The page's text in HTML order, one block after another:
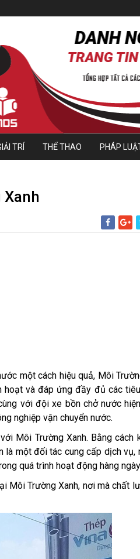
TRÍ THỂ THAO PHÁP
một cách hiệu quả, Môi
hoạt và đáp ứng đầy đủ các
với đội xe bồn chở nước
nghiệp vận chuyển nước.
Môi Trường Xanh. Bằng cách
là một đối tác cung cấp dịch vụ,
quá trình hoạt động hàng
Môi Trường Xanh, nơi mà chất